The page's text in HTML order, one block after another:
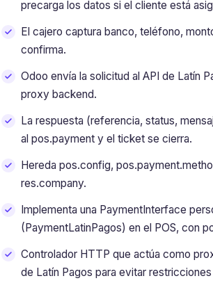
precarga los datos si el cliente está
El cajero captura banco, teléfono,
confirma.
Odoo envía la solicitud al API de Latín
proxy backend.
La respuesta (referencia, status,
al pos.payment y el ticket se cierra.
Hereda pos.config,
res.company.
Implementa una PaymentInterface
(PaymentLatinPagos) en el POS, con
Controlador HTTP que actúa como
de Latín Pagos para evitar restricciones